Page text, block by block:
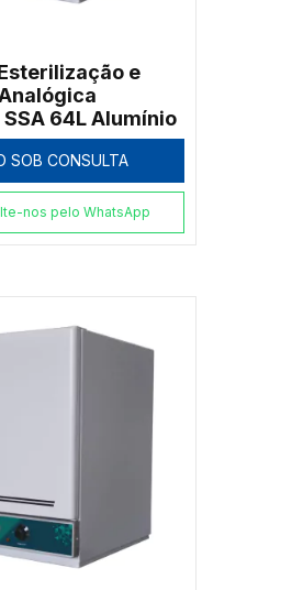
e
64L Alumínio
SOB CONSULTA
nos pelo WhatsApp